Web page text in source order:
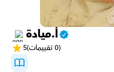
أ.ميادة
5 (0 تقييمات)